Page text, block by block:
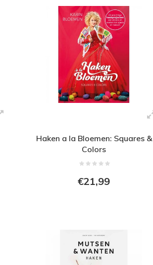
Haken a la Bloemen: Squares &
Colors
€21,99